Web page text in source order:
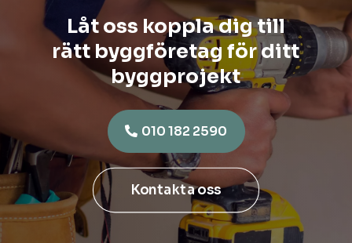
Låt oss koppla dig till
rätt byggföretag för ditt
byggprojekt
010 182 2590
Kontakta oss